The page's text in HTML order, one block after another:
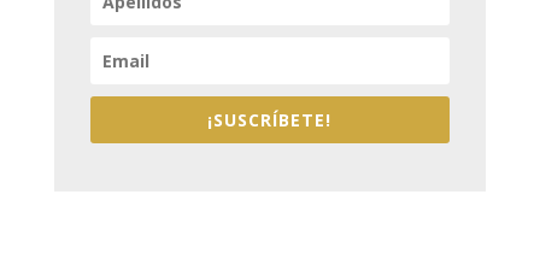
¡SUSCRÍBETE!